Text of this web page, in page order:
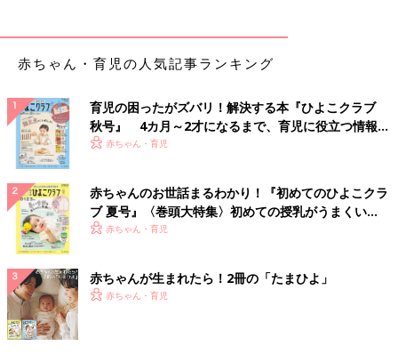
ですが、なかなか授からなくて･･･。そのため妊娠がわかったと
きは、本当にうれしかったです。
体調の変化を感じた妻が「ちょっと検査してくる」と妊娠検査薬
ちゃんできたんだ」とすぐにわかりました。妻の涙は、うれし泣
きでした。
――長男のダウン症がわかったときのことを教えてください。
山田 最初に気になることを言われたのは、妊娠中期のころの妊
婦健診です。私も時間があるときは、妊婦健診に立ち会っていた
のですが、私が同席しているときに医師が、エコー検査をしなが
ら「少し手足が短い」と言うんです。私が「それは何かの病気で
すか？」と聞くと、医師には「手足が短いとダウン症が疑われる
けれど、ほかに気になるところはないから･･･」と言われまし
た。
赤ちゃん・育児の人気記事ランキング
育児の困ったがズバリ！解決する本『ひよこクラブ
秋号』 4カ月～2才になるまで、育児に役立つ情報が
いっぱい！
赤ちゃん・育児
赤ちゃんのお世話まるわかり！『初めてのひよこクラ
ブ 夏号』〈巻頭大特集〉初めての授乳がうまくい
く！ おっぱい・ミルクの基本と夏のトラブル 解決テ
赤ちゃん・育児
赤ちゃんが生まれたら！2冊の「たまひよ」
赤ちゃん・育児